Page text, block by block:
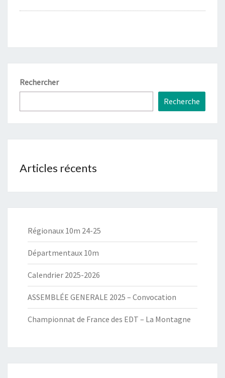
Rechercher
Recherche
Articles récents
Régionaux 10m 24-25
Départmentaux 10m
Calendrier 2025-2026
ASSEMBLÉE GENERALE 2025 – Convocation
Championnat de France des EDT – La Montagne